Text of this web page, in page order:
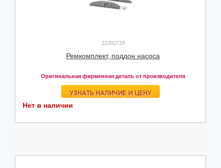
11002718
Ремкомплект, поддон насоса
Оригинальная фирменная деталь от производителя
УЗНАТЬ НАЛИЧИЕ И ЦЕНУ
Нет в наличии